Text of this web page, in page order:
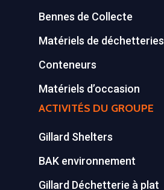
Bennes de Collecte
Matériels de déchetteries
Conteneurs
Matériels d’occasion
ACTIVITÉS DU GROUPE
Gillard Shelters
BAK environnement
Gillard Déchetterie à plat